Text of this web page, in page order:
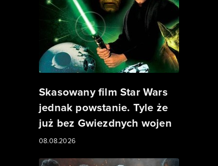
Skasowany film Star Wars
jednak powstanie. Tyle że
już bez Gwiezdnych wojen
08.08.2026